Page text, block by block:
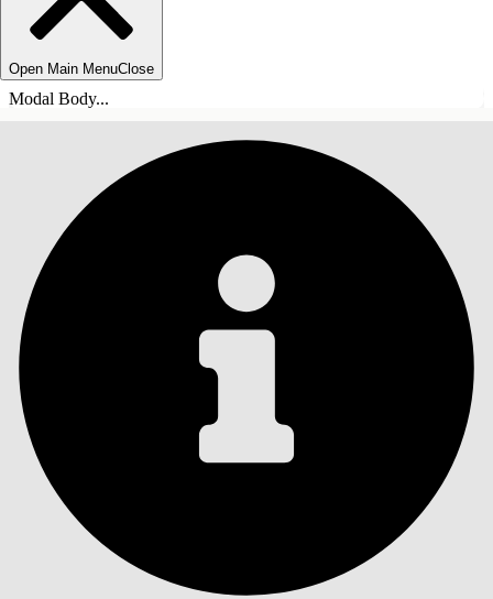
Open Main MenuClose
Modal Body...
INHALT